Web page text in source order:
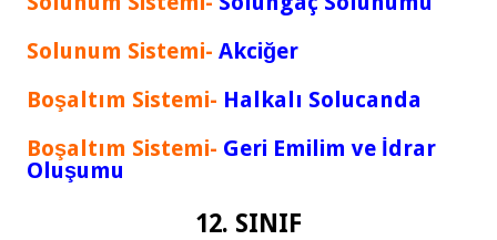
Solunum Sistemi- Akciğer
Boşaltım Sistemi- Halkalı Solucanda
Boşaltım Sistemi- Geri Emilim ve İdrar
Oluşumu
12. SINIF